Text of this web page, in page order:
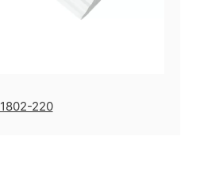
1802-220